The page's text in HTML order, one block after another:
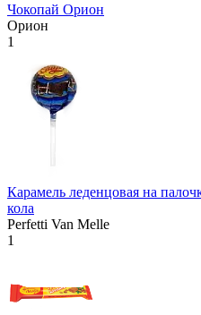
Чокопай Орион
Орион
1
Карамель леденцовая на
кола
Perfetti Van Melle
1